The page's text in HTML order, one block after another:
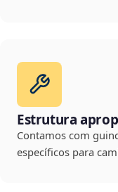
Estrutura
Contamos com
específicos para